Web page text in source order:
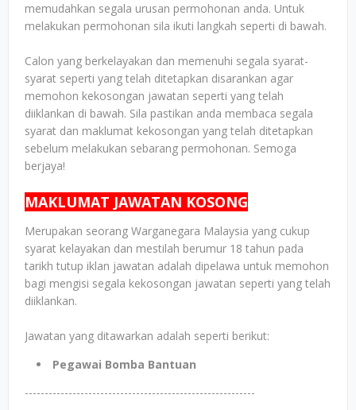
memudahkan segala urusan permohonan anda. Untuk
melakukan permohonan sila ikuti langkah seperti di bawah.
Calon yang berkelayakan dan memenuhi segala syarat-
syarat seperti yang telah ditetapkan disarankan agar
memohon kekosongan jawatan seperti yang telah
diiklankan di bawah. Sila pastikan anda membaca segala
syarat dan maklumat kekosongan yang telah ditetapkan
sebelum melakukan sebarang permohonan. Semoga
berjaya!
MAKLUMAT JAWATAN KOSONG
Merupakan seorang Warganegara Malaysia yang cukup
syarat kelayakan dan mestilah berumur 18 tahun pada
tarikh tutup iklan jawatan adalah dipelawa untuk memohon
bagi mengisi segala kekosongan jawatan seperti yang telah
diiklankan.
Jawatan yang ditawarkan adalah seperti berikut:
Pegawai Bomba Bantuan
----------------------------------------------------------